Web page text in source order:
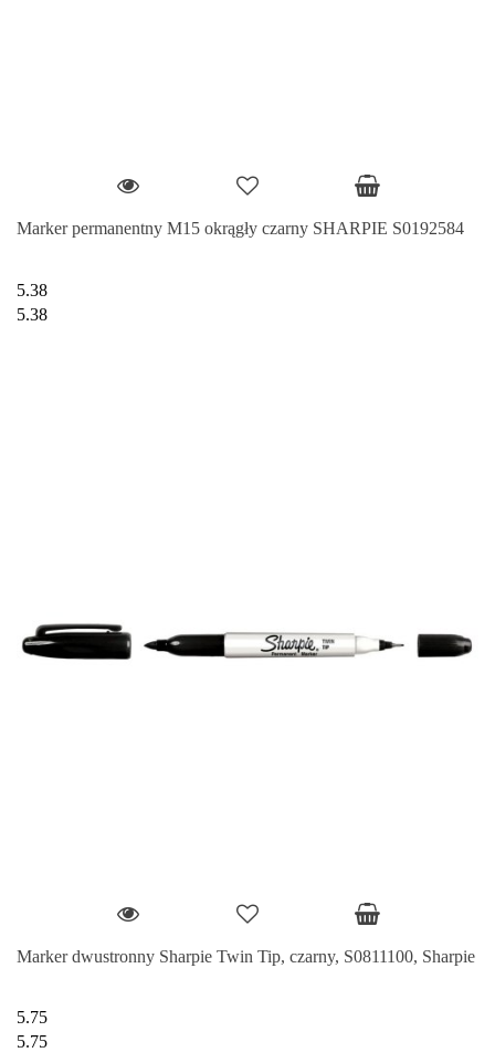
Marker permanentny M15 okrągły czarny SHARPIE S0192584
5.38
5.38
Marker dwustronny Sharpie Twin Tip, czarny, S0811100, Sharpie
5.75
5.75